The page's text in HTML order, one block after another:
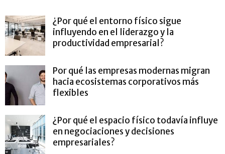
¿Por qué el entorno físico sigue
influyendo en el liderazgo y la
productividad empresarial?
Por qué las empresas modernas migran
hacia ecosistemas corporativos más
flexibles
¿Por qué el espacio físico todavía influye
en negociaciones y decisiones
empresariales?